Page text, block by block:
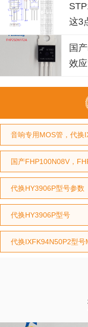
这3
国
效
音响专用MOS管，代换
代换HY3906P型号参数
代换HY3906P型号
代换IXFK94N50P2型号